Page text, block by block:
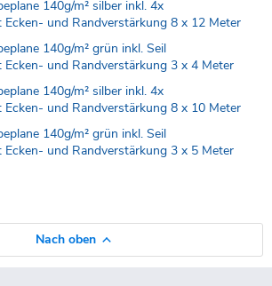
140g/m² silber inkl. 4x
Ecken- und Randverstärkung 8 x 12 Meter
140g/m² grün inkl. Seil
Ecken- und Randverstärkung 3 x 4 Meter
140g/m² silber inkl. 4x
Ecken- und Randverstärkung 8 x 10 Meter
140g/m² grün inkl. Seil
Ecken- und Randverstärkung 3 x 5 Meter
Nach oben